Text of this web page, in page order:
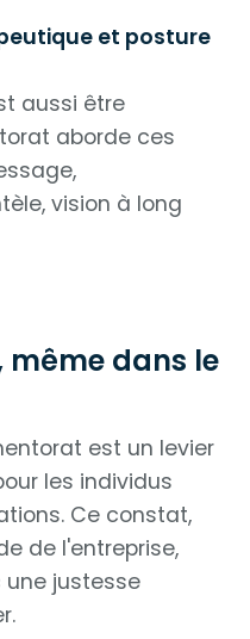
et posture
aussi être
aborde ces
vision à long
même dans le
est un levier
les individus
Ce constat,
de l'entreprise,
justesse